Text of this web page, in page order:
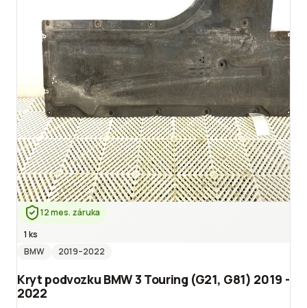
12 mes. záruka
1 ks
BMW
2019–2022
Kryt podvozku BMW 3 Touring (G21, G81) 2019 -
2022